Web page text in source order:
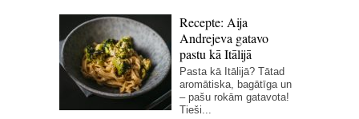
Recepte: Aija
Andrejeva gatavo
pastu kā Itālijā
Pasta kā Itālijā? Tātad
aromātiska, bagātīga un
– pašu rokām gatavota!
Tieši...